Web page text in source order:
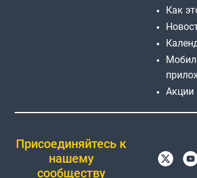
Как
Акции
Присоединяйтесь к
нашему
сообществу